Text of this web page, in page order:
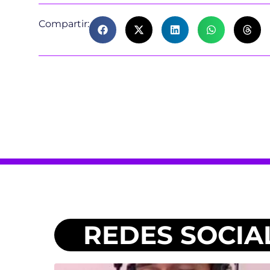
Compartir:
REDES